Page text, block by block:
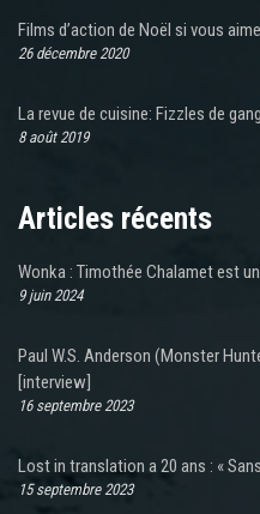
Films d’action de Noël si vous
26 décembre 2020
La revue de cuisine: Fizzles de
8 août 2019
Articles récents
Wonka : Timothée Chalamet est
9 juin 2024
Paul W.S. Anderson (Monster
[interview]
16 septembre 2023
Lost in translation a 20 ans : «
15 septembre 2023